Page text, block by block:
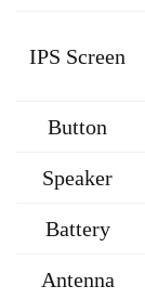
IPS Screen
Button
Speaker
Battery
Antenna